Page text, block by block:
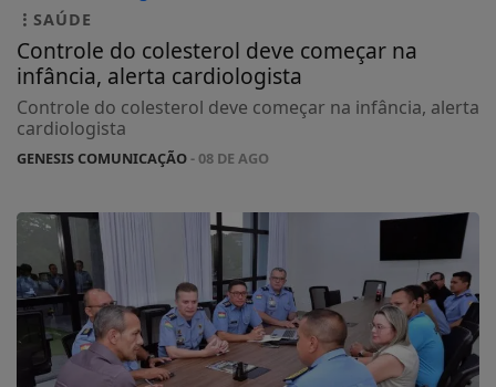
SAÚDE
Controle do colesterol deve começar na
infância, alerta cardiologista
Controle do colesterol deve começar na infância, alerta
cardiologista
GENESIS COMUNICAÇÃO- 08 DE AGO